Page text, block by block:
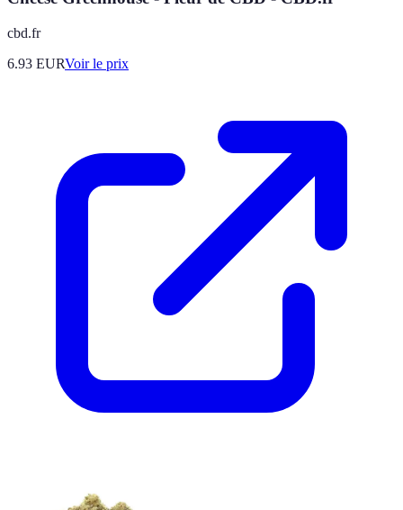
cbd.fr
6.93 EURVoir le prix